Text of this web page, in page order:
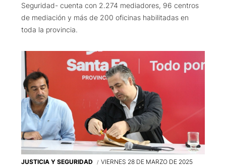
Seguridad- cuenta con 2.274 mediadores, 96 centros
de mediación y más de 200 oficinas habilitadas en
toda la provincia.
JUSTICIA Y SEGURIDAD VIERNES 28 DE MARZO DE 2025